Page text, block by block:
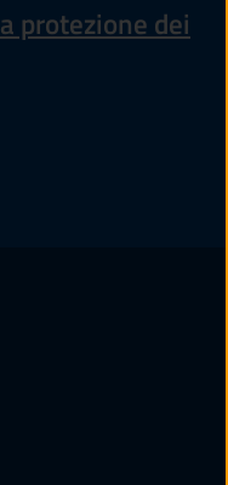
protezione dei